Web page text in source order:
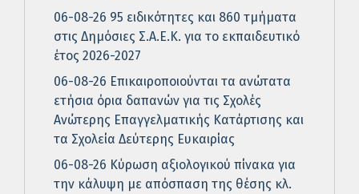
06-08-26 95 ειδικότητες και 860 τμήματα
στις Δημόσιες Σ.Α.Ε.Κ. για το εκπαιδευτικό
έτος 2026-2027
06-08-26 Επικαιροποιούνται τα ανώτατα
ετήσια όρια δαπανών για τις Σχολές
Ανώτερης Επαγγελματικής Κατάρτισης και
τα Σχολεία Δεύτερης Ευκαιρίας
06-08-26 Κύρωση αξιολογικού πίνακα για
την κάλυψη με απόσπαση της θέσης κλ.